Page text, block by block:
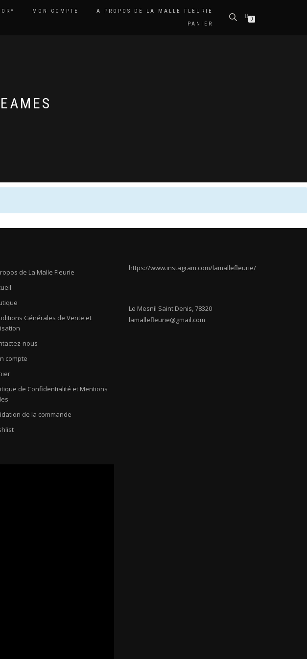
MON COMPTE
A PROPOS DE LA MALLE FLEURIE
PANIER
0
de La Malle Fleurie
Générales de Vente et
nous
compte
de Confidentialité et Mentions
de la commande
https://www.instagram.com/lamallefleurie/
Le Mesnil Saint Denis,78320
lamallefleurie@gmail.com